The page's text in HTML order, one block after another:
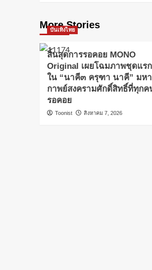
More Stories
บันเทิงไทย
สิ้นสุดการรอคอย MONO
Original เผยโฉมภาพชุดแรก
ใน “นาคี๓ ครุฑา นาคี” มหา
กาพย์สงครามศักดิ์สิทธิ์ที่ทุกค
รอคอย
Toonist สิงหาคม 7, 2026